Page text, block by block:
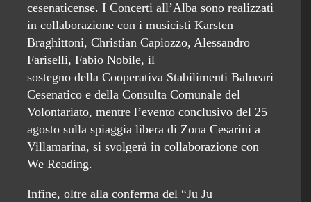
cesenaticense. I Concerti all’Alba sono realizzati
in collaborazione con i musicisti Karsten
Braghittoni, Christian Capiozzo, Alessandro
Fariselli, Fabio Nobile, il
sostegno della Cooperativa Stabilimenti Balneari
Cesenatico e della Consulta Comunale del
Volontariato, mentre l’evento conclusivo del 25
agosto sulla spiaggia libera di Zona Cesarini a
Villamarina, si svolgerà in collaborazione con
We Reading.
Infine, oltre alla conferma del “Ju Ju